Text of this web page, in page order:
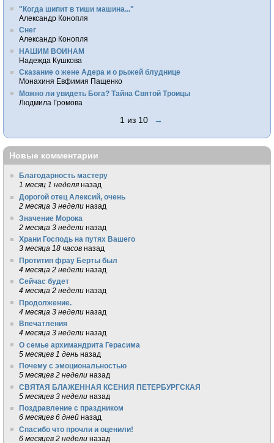
"Когда шипит в тиши машина..."
Александр Конопля
Снег
Александр Конопля
НАШИМ ВОИНАМ
Надежда Кушкова
Сказание о жене Адера и о рыжей блуднице
Монахиня Евфимия Пащенко
Можно ли увидеть Бога? Тайна Святой Троицы
Людмила Громова
1 из 10 →
Новые комментарии
Благодарность мастеру
1 месяц 1 неделя назад
Дорогой отец Алексий, очень
2 месяца 3 недели назад
Значение Морока
2 месяца 3 недели назад
Храни Господь на путях Вашего
3 месяца 18 часов назад
Протитип фрау Берты был
4 месяца 2 недели назад
Сейчас будет
4 месяца 2 недели назад
Продолжение.
4 месяца 3 недели назад
Впечатления
4 месяца 3 недели назад
О семье архимандрита Герасима
5 месяцев 1 день назад
Почему с эмоциональностью
5 месяцев 2 недели назад
СВЯТАЯ БЛАЖЕННАЯ КСЕНИЯ ПЕТЕРБУРГСКАЯ
5 месяцев 3 недели назад
Поздравление с праздником
6 месяцев 6 дней назад
Спасибо что прочли и оценили!
6 месяцев 2 недели назад